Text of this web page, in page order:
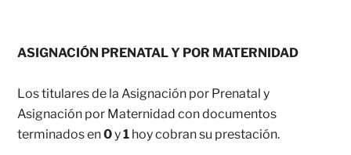
ASIGNACIÓN PRENATAL Y POR MATERNIDAD
Los titulares de la Asignación por Prenatal y
Asignación por Maternidad con documentos
terminados en0y1 hoy cobran su prestación.